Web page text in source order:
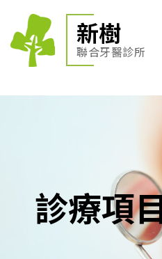
新樹
聯合牙醫診所
診療項